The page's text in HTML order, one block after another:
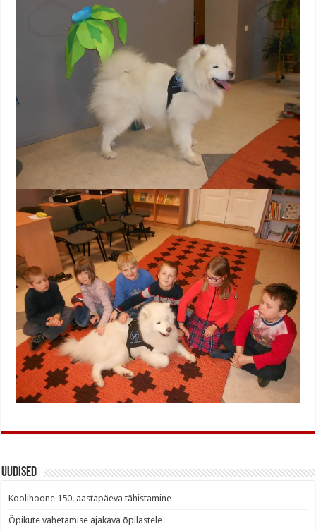
Uudised
Koolihoone 150. aastapäeva tähistamine
Õpikute vahetamise ajakava õpilastele